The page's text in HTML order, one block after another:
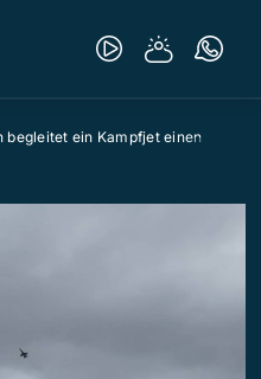
begleitet ein Kampfjet einen